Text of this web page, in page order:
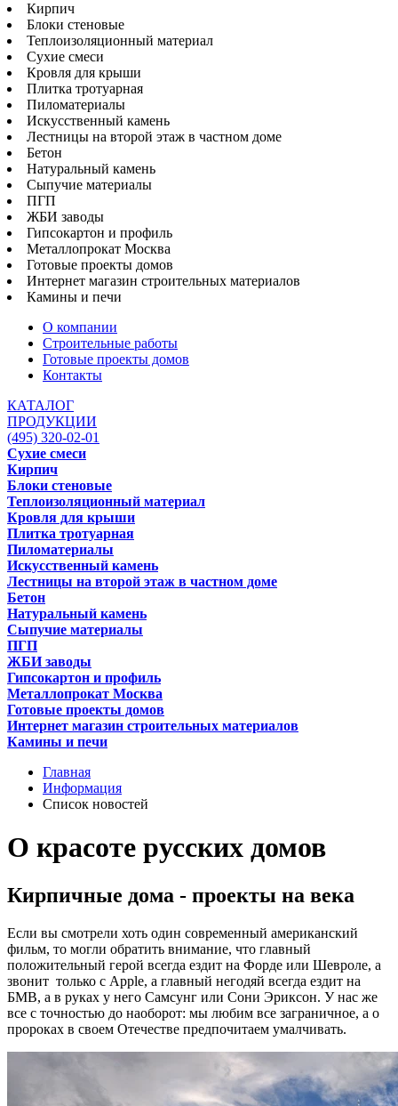
Кирпич
Блоки стеновые
Теплоизоляционный материал
Сухие смеси
Кровля для крыши
Плитка тротуарная
Пиломатериалы
Искусственный камень
Лестницы на второй этаж в частном доме
Бетон
Натуральный камень
Сыпучие материалы
ПГП
ЖБИ заводы
Гипсокартон и профиль
Металлопрокат Москва
Готовые проекты домов
Интернет магазин строительных материалов
Камины и печи
О компании
Строительные работы
Готовые проекты домов
Контакты
КАТАЛОГ
ПРОДУКЦИИ
(495) 320-02-01
Сухие смеси
Кирпич
Блоки стеновые
Теплоизоляционный материал
Кровля для крыши
Плитка тротуарная
Пиломатериалы
Искусственный камень
Лестницы на второй этаж в частном доме
Бетон
Натуральный камень
Сыпучие материалы
ПГП
ЖБИ заводы
Гипсокартон и профиль
Металлопрокат Москва
Готовые проекты домов
Интернет магазин строительных материалов
Камины и печи
Главная
Информация
Список новостей
О красоте русских домов
Кирпичные дома - проекты на века
Если вы смотрели хоть один современный американский
фильм, то могли обратить внимание, что главный
положительный герой всегда ездит на Форде или Шевроле, а
звонит только с Аррlе, а главный негодяй всегда ездит на
БМВ, а в руках у него Самсунг или Сони Эриксон. У нас же
все с точностью до наоборот: мы любим все заграничное, а о
пророках в своем Отечестве предпочитаем умалчивать.